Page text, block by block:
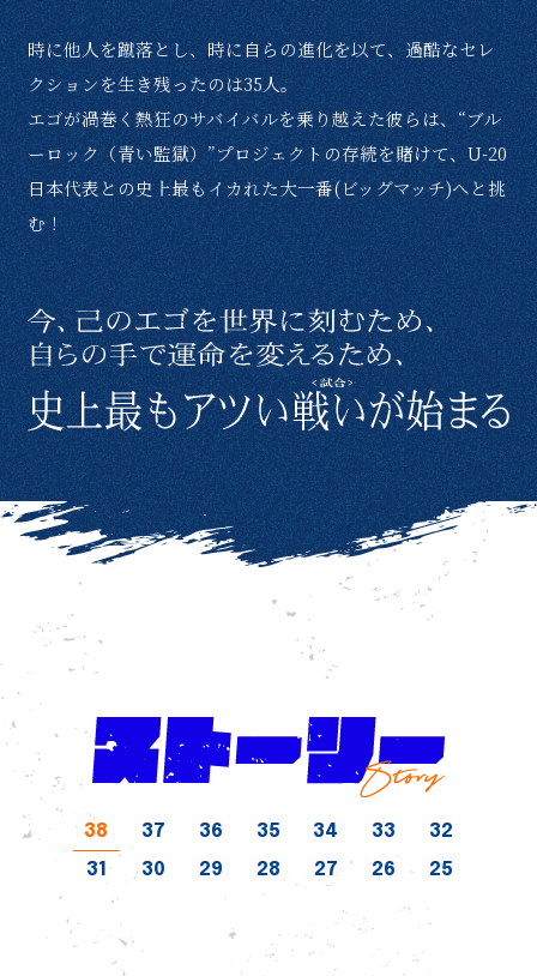
時に他人を蹴落とし、時に自らの進化を以て、過酷なセレ
クションを生き残ったのは35人。
エゴが渦巻く熱狂のサバイバルを乗り越えた彼らは、“ブル
ーロック（青い監獄）”プロジェクトの存続を賭けて、 U-20
日本代表との史上最もイカれた大一番(ビッグマッチ)へと挑
む！
38 37 36 35 34 33
32
31
30 29 28 27 26 25